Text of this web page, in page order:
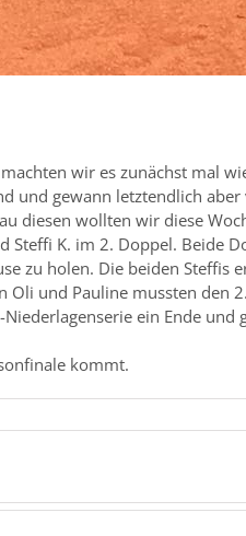
wir es zunächst mal
und gewann letztendlich
diesen wollten wir diese
Steffi K. im 2. Doppel. Beide
zu holen. Die beiden Steffis
Oli und Pauline mussten den
ein Ende und
kommt.